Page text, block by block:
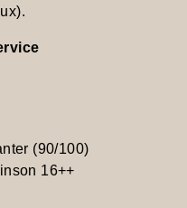
(90/100)
16++